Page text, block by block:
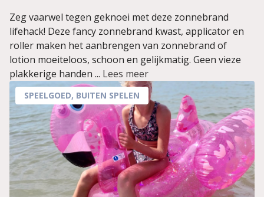
Zeg vaarwel tegen geknoei met deze zonnebrand
lifehack! Deze fancy zonnebrand kwast, applicator en
roller maken het aanbrengen van zonnebrand of
lotion moeiteloos, schoon en gelijkmatig. Geen vieze
plakkerige handen ... Lees meer
SPEELGOED, BUITEN SPELEN